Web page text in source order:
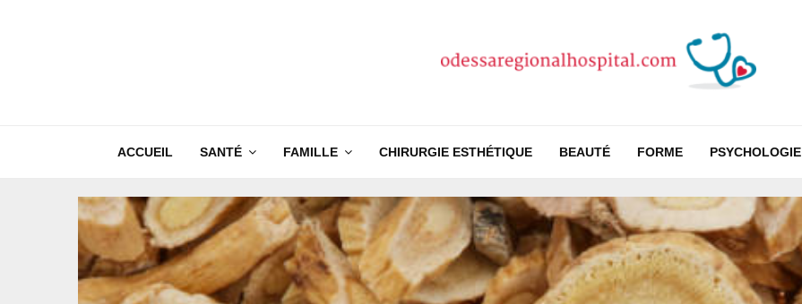
ACCUEIL SANTÉ FAMILLE CHIRURGIE ESTHÉTIQUE BEAUTÉ FORME PSYCHOLOGIE